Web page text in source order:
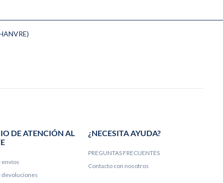
DE ATENCIÓN AL
envíos
devoluciones
¿NECESITA AYUDA?
PREGUNTAS FRECUENTES
Contacto con nosotros